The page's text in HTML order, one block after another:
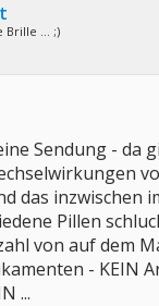
Brille ... ;)
Sendung - da
das inzwischen
Pillen
von auf dem
- KEIN
...